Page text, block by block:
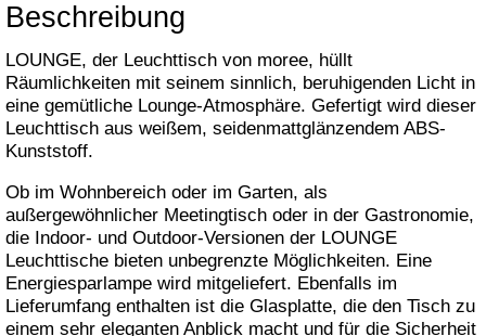
Beschreibung
LOUNGE, der Leuchttisch von moree, hüllt
Räumlichkeiten mit seinem sinnlich, beruhigenden Licht in
eine gemütliche Lounge-Atmosphäre. Gefertigt wird dieser
Leuchttisch aus weißem, seidenmattglänzendem ABS-
Kunststoff.
Ob im Wohnbereich oder im Garten, als
außergewöhnlicher Meetingtisch oder in der Gastronomie,
die Indoor- und Outdoor-Versionen der LOUNGE
Leuchttische bieten unbegrenzte Möglichkeiten. Eine
Energiesparlampe wird mitgeliefert. Ebenfalls im
Lieferumfang enthalten ist die Glasplatte, die den Tisch zu
einem sehr eleganten Anblick macht und für die Sicherheit